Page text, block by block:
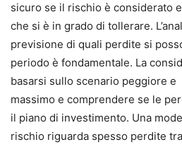
sicuro se il rischio è considerato
che si è in grado di tollerare.
previsione di quali perdite si
periodo è fondamentale. La
basarsi sullo scenario peggiore
massimo e comprendere se le
il piano di investimento. Una
rischio riguarda spesso perdite